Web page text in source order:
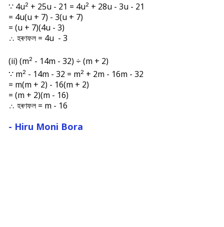
∵ 4u2 + 25u - 21 = 4u2 + 28u - 3u - 21
= 4u(u + 7) - 3(u + 7)
= (u + 7)(4u - 3)
∴ হৰণফল = 4u - 3
(ii) (m2 - 14m - 32) ÷ (m + 2)
∵ m2 - 14m - 32 = m2 + 2m - 16m - 32
= m(m + 2) - 16(m + 2)
= (m + 2)(m - 16)
∴ হৰণফল = m - 16
- Hiru Moni Bora